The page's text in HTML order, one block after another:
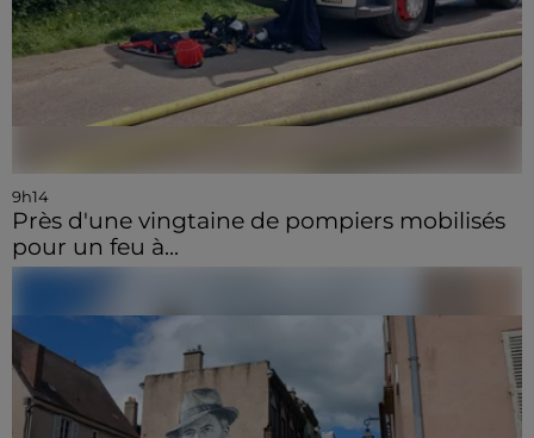
9h14
Près d'une vingtaine de pompiers mobilisés
pour un feu à...